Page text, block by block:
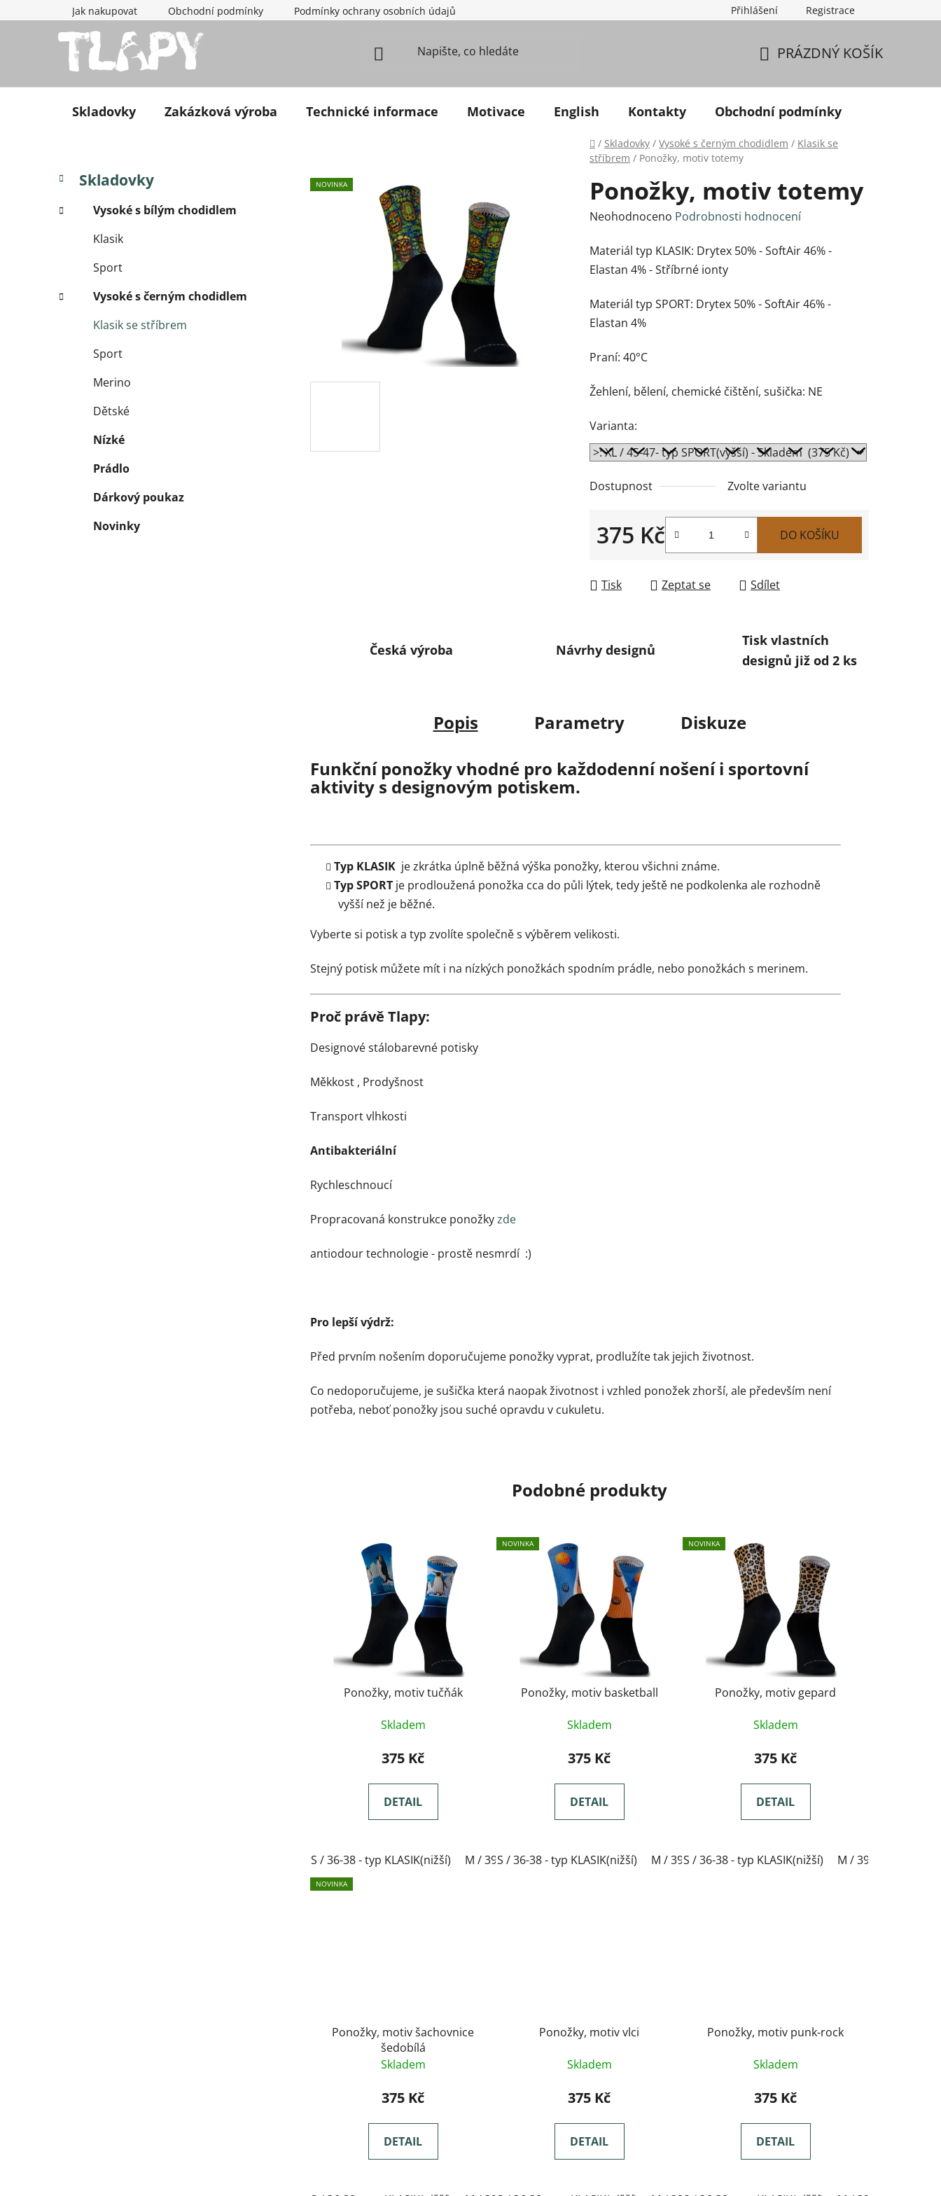
Přejít na obsahJak nakupovat Obchodní podmínky Podmínky ochrany osobních údajů Přihlášení Registrace
PRÁZDNÝ KOŠÍK
Skladovky Zakázková výroba Technické informace Motivace English Kontakty Obchodní podmínky
Domů
/ Skladovky / Vysoké s černým chodidlem / Klasik se
stříbrem / Ponožky, motiv totemy
Postranní panel
Přeskočit kategorie
Kategorie
Skladovky
Vysoké s bílým chodidlem
Klasik
Sport
Vysoké s černým chodidlem
Klasik se stříbrem
Sport
Merino
Dětské
Nízké
Prádlo
Dárkový poukaz
Novinky
Ponožky, motiv totemy
Průměrné hodnocení produktu je 0,0 z 5 hvězdiček.
Neohodnoceno Podrobnosti hodnocení
Materiál typ KLASIK: Drytex 50% - SoftAir 46% -
Elastan 4% - Stříbrné ionty
Materiál typ SPORT: Drytex 50% - SoftAir 46% -
Elastan 4%
Praní: 40°C
Žehlení, bělení, chemické čištění, sušička: NE
Varianta:
Dostupnost Zvolte variantu
375 Kč DO KOŠÍKU
Tisk Zeptat se Sdílet
NOVINKA
Česká výroba Návrhy designů
Tisk vlastních
designů již od 2 ks
Popis Parametry
Diskuze
Funkční ponožky vhodné pro každodenní nošení i sportovní
aktivity s designovým potiskem.
Typ KLASIK je zkrátka úplně běžná výška ponožky, kterou všichni známe.
Typ SPORT je prodloužená ponožka cca do půli lýtek, tedy ještě ne podkolenka ale rozhodně
vyšší než je běžné.
Vyberte si potisk a typ zvolíte společně s výběrem velikosti.
Stejný potisk můžete mít i na nízkých ponožkách spodním prádle, nebo ponožkách s merinem.
Proč právě Tlapy:
Designové stálobarevné potisky
Měkkost , Prodyšnost
Transport vlhkosti
Antibakteriální
Rychleschnoucí
Propracovaná konstrukce ponožkyzde
antiodour technologie - prostě nesmrdí :)
Pro lepší výdrž:
Před prvním nošením doporučujeme ponožky vyprat, prodlužíte tak jejich životnost.
Co nedoporučujeme, je sušička která naopak životnost i vzhled ponožek zhorší, ale především není
potřeba, neboť ponožky jsou suché opravdu v cukuletu.
Podobné produkty
Ponožky, motiv tučňák
Skladem
375 Kč
DETAIL
S / 36-38 - typ KLASIK(nižší) M / 39-41- typ KLASIK(nižší) L / 42-44- typ KLASIK(nižší) XL / 45-47- typ KLASIK(nižší)
NOVINKA
Ponožky, motiv basketball
Skladem
375 Kč
DETAIL
S / 36-38 - typ KLASIK(nižší) M / 39-41- typ KLASIK(nižší) L / 42-44- typ
NOVINKA
Ponožky, motiv gepard
Skladem
375 Kč
DETAIL
S / 36-38 - typ KLASIK(nižší) M / 39-41- typ
NOVINKA
Ponožky, motiv šachovnice
šedobílá
Skladem
375 Kč
DETAIL
Ponožky, motiv vlci
Skladem
375 Kč
DETAIL
Ponožky, motiv punk-rock
Skladem
375 Kč
DETAIL